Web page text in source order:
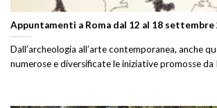
Appuntamenti a Roma dal 12 al 18 settembre
Dall’archeologia all’arte contemporanea, anche
numerose e diversificate le iniziative promosse da